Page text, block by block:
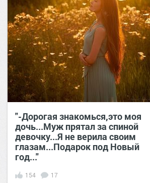
"-Дорогая знакомься,это моя
дочь...Муж прятал за спиной
девочку...Я не верила своим
глазам...Подарок под Новый
год..."
154 17